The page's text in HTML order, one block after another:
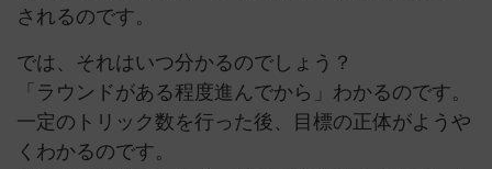
されるのです。
では、それはいつ分かるのでしょう？
「ラウンドがある程度進んでから」わかるのです。
一定のトリック数を行った後、目標の正体がようや
くわかるのです。